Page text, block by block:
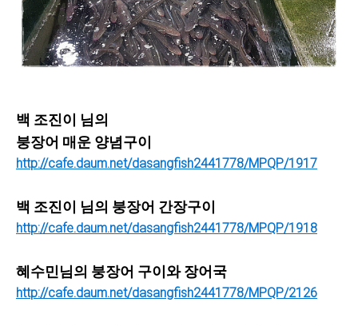
백 조진이 님의
붕장어 매운 양념구이
http://cafe.daum.net/dasangfish2441778/MPQP/1917
백 조진이 님의 붕장어 간장구이
http://cafe.daum.net/dasangfish2441778/MPQP/1918
혜수민님의 붕장어 구이와 장어국
http://cafe.daum.net/dasangfish2441778/MPQP/2126